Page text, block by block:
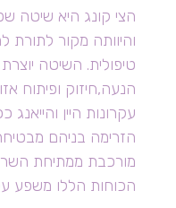
הצי קונג היא שיטה
והיוותה מקור לתורת
טיפולית. השיטה
הנעה,חיזוק ופיתוח
עקרונות היין והייאנג
הזרימה בניהם
מורכבת ממתיחת
הכוחות הללו משפע